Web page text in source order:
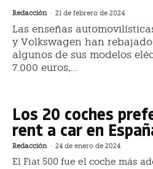
Redacción - 21 de febrero de 2024
Las enseñas
y Volkswagen han
algunos de sus modelos
7.000 euros,...
Los 20 coches
rent a car en
Redacción - 24 de enero de 2024
El Fiat 500 fue el coche más